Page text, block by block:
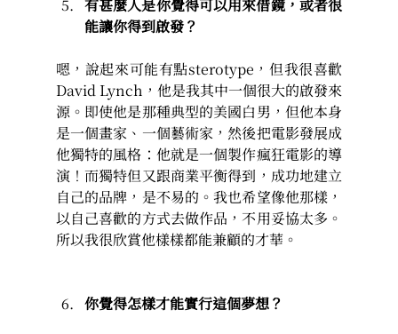
有甚麼人是你覺得可以用來借鏡，或者很
能讓你得到啟發？
嗯，說起來可能有點sterotype，但我很喜歡
David Lynch，他是我其中一個很大的啟發來
源。即使他是那種典型的美國白男，但他本身
是一個畫家、一個藝術家，然後把電影發展成
他獨特的風格：他就是一個製作瘋狂電影的導
演！而獨特但又跟商業平衡得到，成功地建立
自己的品牌，是不易的。我也希望像他那樣，
以自己喜歡的方式去做作品，不用妥協太多。
所以我很欣賞他樣樣都能兼顧的才華。
你覺得怎樣才能實行這個夢想？